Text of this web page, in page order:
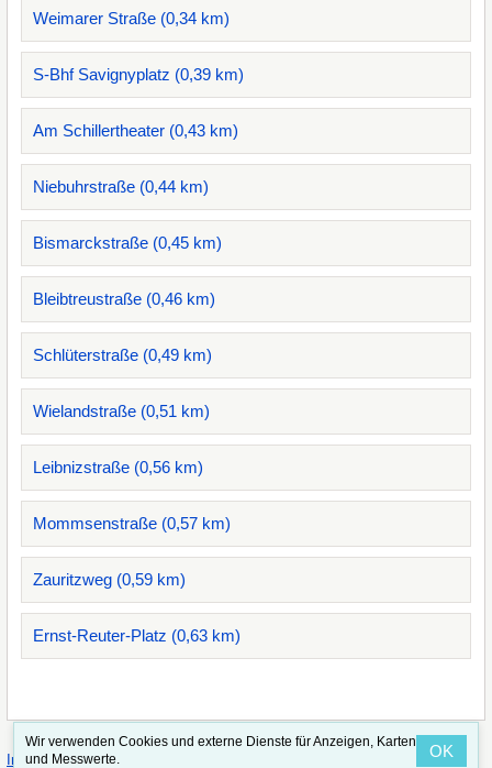
Weimarer Straße (0,34 km)
S-Bhf Savignyplatz (0,39 km)
Am Schillertheater (0,43 km)
Niebuhrstraße (0,44 km)
Bismarckstraße (0,45 km)
Bleibtreustraße (0,46 km)
Schlüterstraße (0,49 km)
Wielandstraße (0,51 km)
Leibnizstraße (0,56 km)
Mommsenstraße (0,57 km)
Zauritzweg (0,59 km)
Ernst-Reuter-Platz (0,63 km)
Impressum·Straßenindex
Wir verwenden Cookies und externe Dienste für Anzeigen, Karten
und Messwerte.
OK